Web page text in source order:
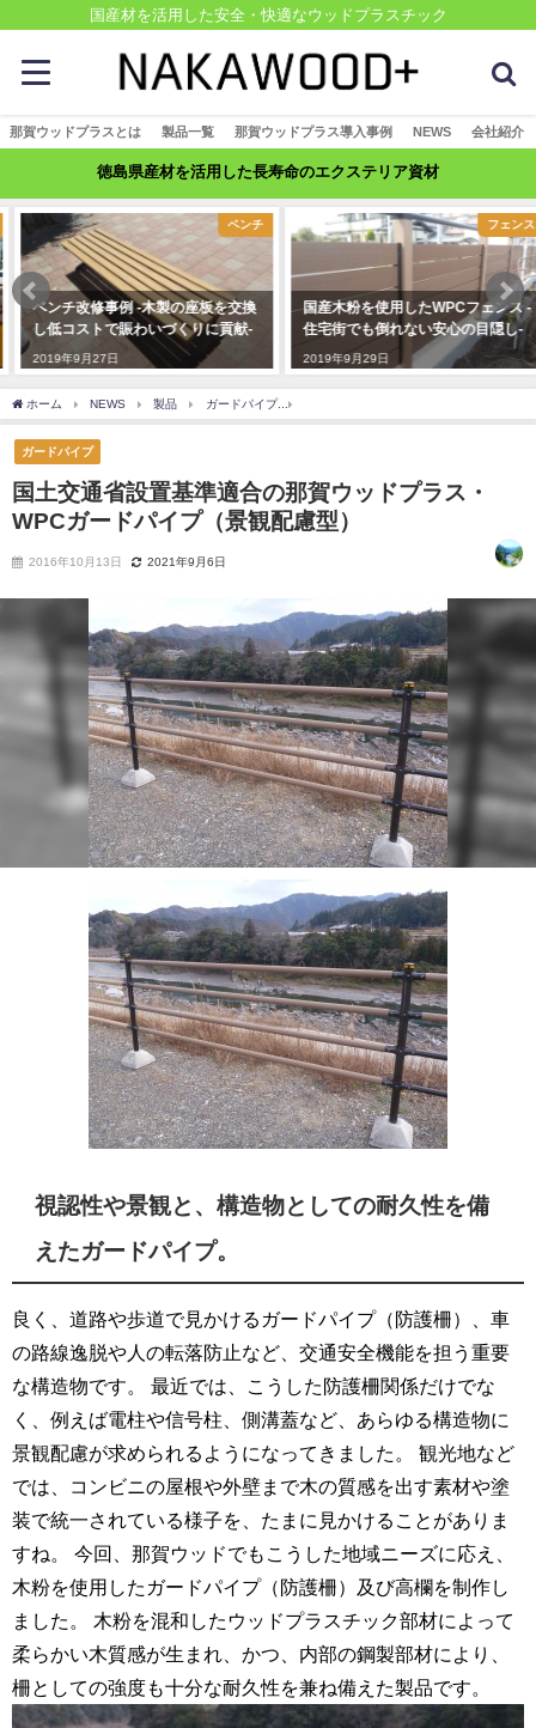
国産材を活用した安全・快適なウッドプラスチック
那賀ウッドプラスとは 製品一覧 那賀ウッドプラス導入事例 NEWS 会社紹介
徳島県産材を活用した長寿命のエクステリア資材
ベンチ
ベンチ改修事例 -木製の座板を交換
し低コストで賑わいづくりに貢献-
2019年9月27日
フェンス
国産木粉を使用したWPCフェンス -
住宅街でも倒れない安心の目隠し-
2019年9月29日
ホーム NEWS 製品 ガードパイプ
ガードパイプ
国土交通省設置基準適合の那賀ウッドプラス・
WPCガードパイプ（景観配慮型）
2016年10月13日 2021年9月6日
視認性や景観と、構造物としての耐久性を備
えたガードパイプ。
良く、道路や歩道で見かけるガードパイプ（防護柵）、車
の路線逸脱や人の転落防止など、交通安全機能を担う重要
な構造物です。 最近では、こうした防護柵関係だけでな
く、例えば電柱や信号柱、側溝蓋など、あらゆる構造物に
景観配慮が求められるようになってきました。 観光地など
では、コンビニの屋根や外壁まで木の質感を出す素材や塗
装で統一されている様子を、たまに見かけることがありま
すね。 今回、那賀ウッドでもこうした地域ニーズに応え、
木粉を使用したガードパイプ（防護柵）及び高欄を制作し
ました。 木粉を混和したウッドプラスチック部材によって
柔らかい木質感が生まれ、かつ、内部の鋼製部材により、
柵としての強度も十分な耐久性を兼ね備えた製品です。